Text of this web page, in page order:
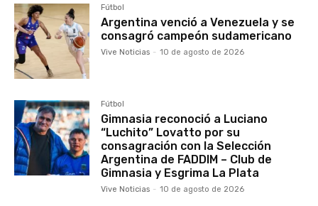
Fútbol
Argentina venció a Venezuela y se
consagró campeón sudamericano
Vive Noticias - 10 de agosto de 2026
Fútbol
Gimnasia reconoció a Luciano
“Luchito” Lovatto por su
consagración con la Selección
Argentina de FADDIM – Club de
Gimnasia y Esgrima La Plata
Vive Noticias - 10 de agosto de 2026